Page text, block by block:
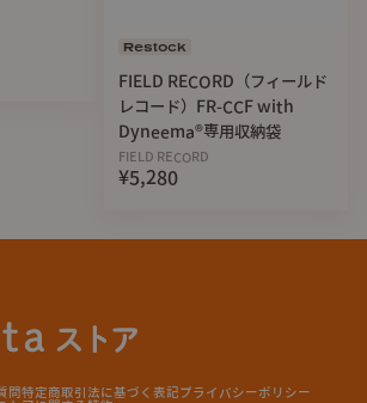
Restock
FIELD RECORD（フィールド
レコード）FR-CCF with
Dyneema®︎専用収納袋
FIELD RECORD
¥5,280
問特定商取引法に基づく表記プライバシーポリシー